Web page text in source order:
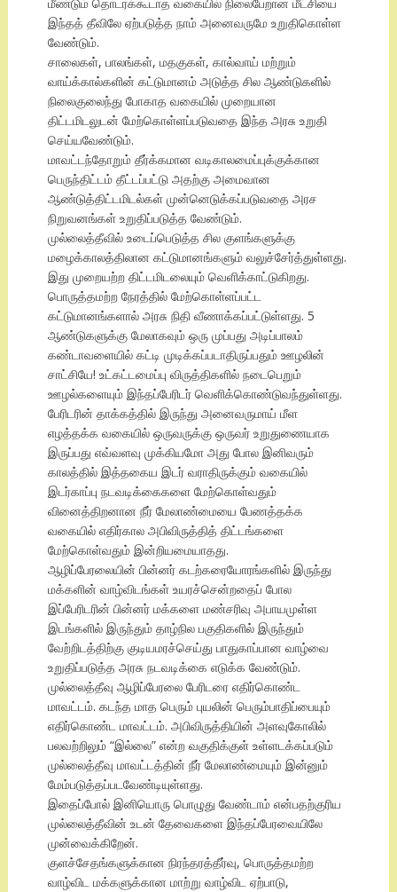
இந்தத் தீவிலே ஏற்படுத்த நாம் அனைவருமே உறுதிகொள்ள
வேண்டும்.
சாலைகள், பாலங்கள், மதகுகள், கால்வாய் மற்றும்
வாய்க்கால்களின் கட்டுமானம் அடுத்த சில ஆண்டுகளில்
நிலைகுலைந்து போகாத வகையில் முறையான
திட்டமிடலுடன் மேற்கொள்ளப்படுவதை இந்த அரசு உறுதி
செய்யவேண்டும்.
மாவட்டந்தோறும் தீர்க்கமான வடிகாலமைப்புக்குக்கான
பெருந்திட்டம் தீட்டப்பட்டு அதற்கு அமைவான
ஆண்டுத்திட்டமிடல்கள் முன்னெடுக்கப்படுவதை அரச
நிறுவனங்கள் உறுதிப்படுத்த வேண்டும்.
முல்லைத்தீவில் உடைப்பெடுத்த சில குளங்களுக்கு
மழைக்காலத்திலான கட்டுமானங்களும் வலுச்சேர்த்துள்ளது.
இது முறையற்ற திட்டமிடலையும் வெளிக்காட்டுகிறது.
பொருத்தமற்ற நேரத்தில் மேற்கொள்ளப்பட்ட
கட்டுமானங்களால் அரசு நிதி வீணாக்கப்பட்டுள்ளது. 5
ஆண்டுகளுக்கு மேலாகவும் ஒரு முப்பது அடிப்பாலம்
கண்டாவளையில் கட்டி முடிக்கப்படாதிருப்பதும் ஊழலின்
சாட்சியே! உட்கட்டமைப்பு விருத்திகளில் நடைபெறும்
ஊழல்களையும் இந்தப்பேரிடர் வெளிக்கொண்டுவந்துள்ளது.
பேரிடரின் தாக்கத்தில் இருந்து அனைவருமாய் மீள
எழத்தக்க வகையில் ஒருவருக்கு ஒருவர் உறுதுணையாக
இருப்பது எவ்வளவு முக்கியமோ அது போல இனிவரும்
காலத்தில் இத்தகைய இடர் வராதிருக்கும் வகையில்
இடர்காப்பு நடவடிக்கைகளை மேற்கொள்வதும்
வினைத்திறனான நீர் மேலாண்மையை பேணத்தக்க
வகையில் எதிர்கால அபிவிருத்தித் திட்டங்களை
மேற்கொள்வதும் இன்றியமையாதது.
ஆழிப்பேரலையின் பின்னர் கடற்கரையோரங்களில் இருந்து
மக்களின் வாழ்விடங்கள் உயரச்சென்றதைப் போல
இப்பேரிடரின் பின்னர் மக்களை மண்சரிவு அபாயமுள்ள
இடங்களில் இருந்தும் தாழ்நில பகுதிகளில் இருந்தும்
வேற்றிடத்திற்கு குடியமரச்செய்து பாதுகாப்பான வாழ்வை
உறுதிப்படுத்த அரசு நடவடிக்கை எடுக்க வேண்டும்.
முல்லைத்தீவு ஆழிப்பேரலை பேரிடரை எதிர்கொண்ட
மாவட்டம். கடந்த மாத பெரும் புயலின் பெரும்பாதிப்பையும்
எதிர்கொண்ட மாவட்டம். அபிவிருத்தியின் அளவுகோலில்
பலவற்றிலும் “இல்லை” என்ற வகுதிக்குள் உள்ளடக்கப்படும்
முல்லைத்தீவு மாவட்டத்தின் நீர் மேலாண்மையும் இன்னும்
மேம்படுத்தப்படவேண்டியுள்ளது.
இதைப்போல் இனியொரு பொழுது வேண்டாம் என்பதற்குரிய
முல்லைத்தீவின் உடன் தேவைகளை இந்தப்பேரவையிலே
முன்வைக்கிறேன்.
குளச்சேதங்களுக்கான நிரந்தரத்தீர்வு, பொருத்தமற்ற
வாழ்விட மக்களுக்கான மாற்று வாழ்விட ஏற்பாடு,